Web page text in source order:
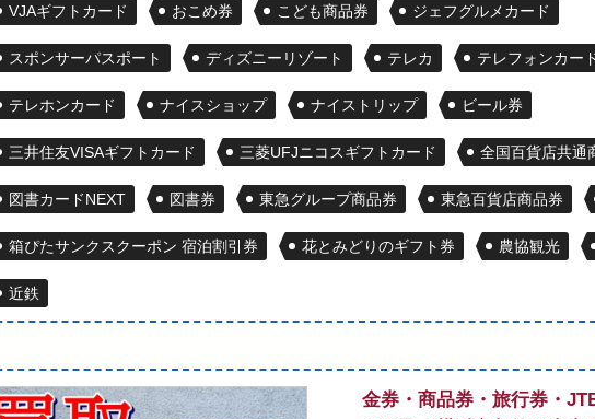
VJAギフトカード おこめ券 こども商品券 ジェフグルメカード
スポンサーパスポート ディズニーリゾート テレカ テレフォンカー
テレホンカード ナイスショップ ナイストリップ ビール券
三井住友VISAギフトカード 三菱UFJニコスギフトカード 全国百貨店共通
図書カードNEXT 図書券 東急グループ商品券 東急百貨店商品券
箱ぴたサンクスクーポン 宿泊割引券 花とみどりのギフト券 農協観光
近鉄
金券・商品券・旅行券・